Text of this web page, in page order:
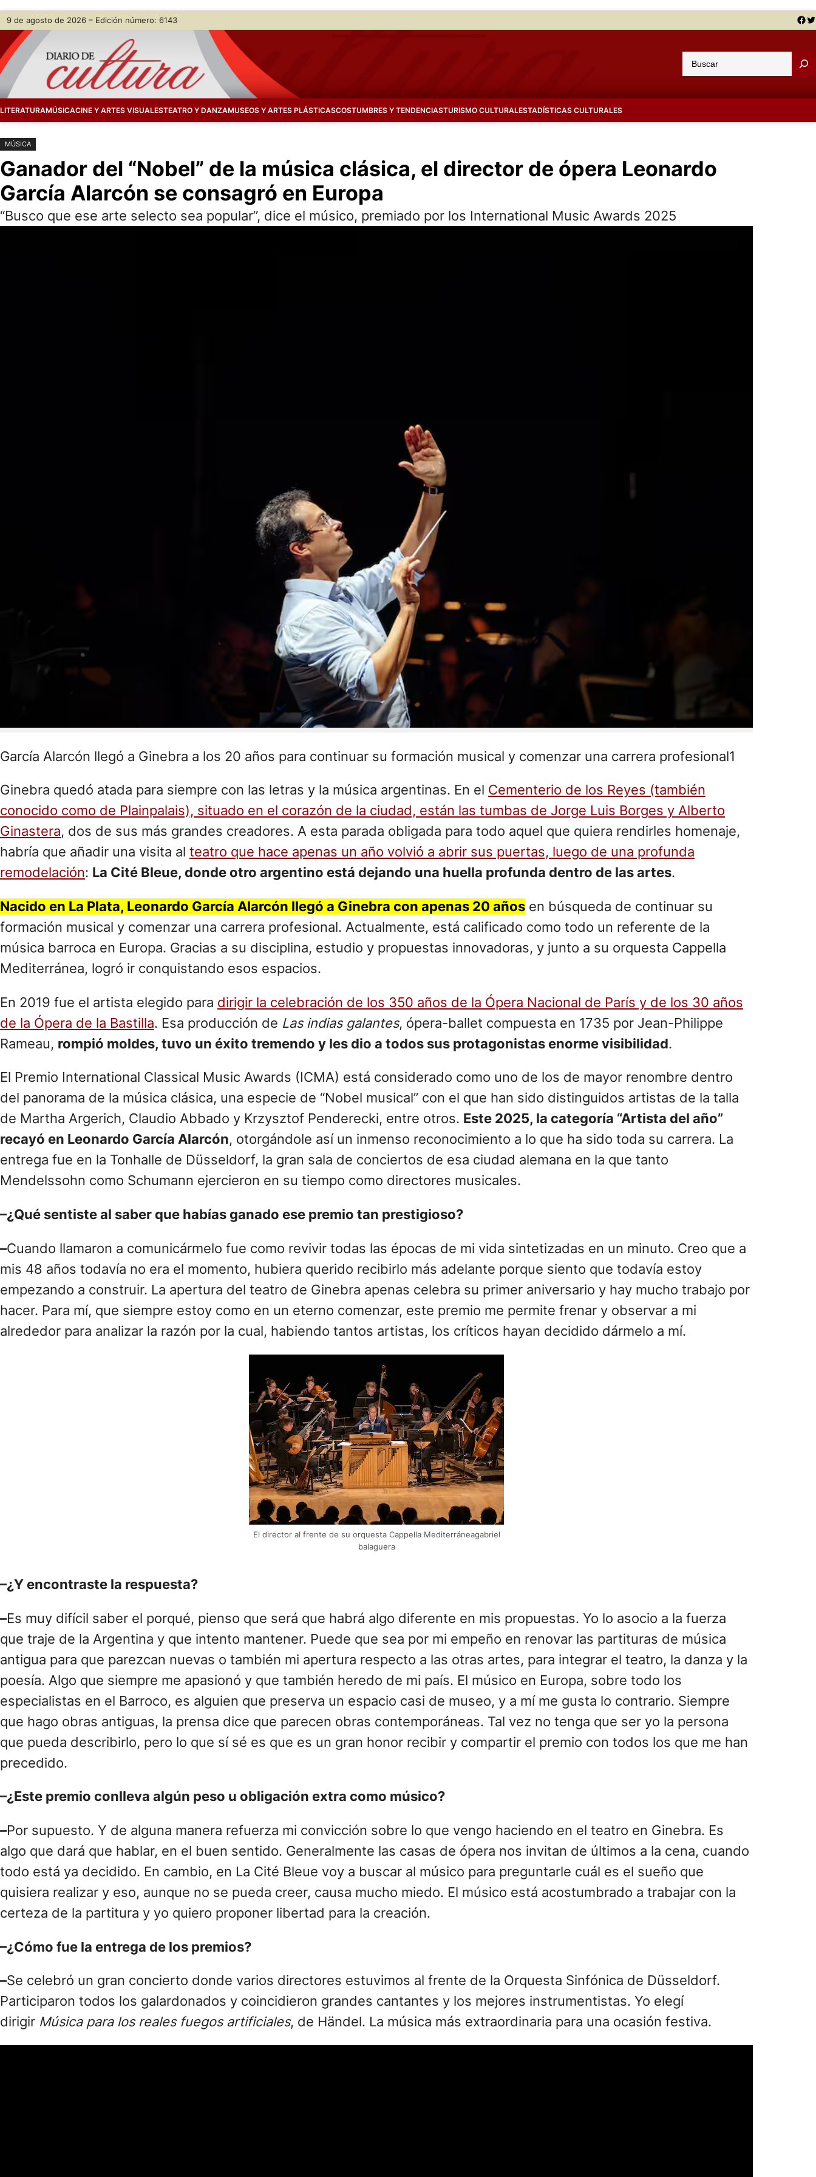
Saltar
contenido
Skip
content
9 de agosto de 2026 – Edición número: 6143 Facebook Twitter
u
a
LITERATURAMÚSICACINE Y ARTES VISUALESTEATRO Y DANZAMUSEOS Y ARTES PLÁSTICASCOSTUMBRES Y TENDENCIASTURISMO CULTURALESTADÍSTICAS CULTURALES
MÚSICA
Ganador del “Nobel” de la música clásica, el director de ópera Leonardo
García Alarcón se consagró en Europa
“Busco que ese arte selecto sea popular”, dice el músico, premiado por los International Music Awards 2025
García Alarcón llegó a Ginebra a los 20 años para continuar su formación musical y comenzar una carrera profesional1
Ginebra quedó atada para siempre con las letras y la música argentinas. En el Cementerio de los Reyes (también
conocido como de Plainpalais), situado en el corazón de la ciudad, están las tumbas de Jorge Luis Borges y Alberto
Ginastera, dos de sus más grandes creadores. A esta parada obligada para todo aquel que quiera rendirles homenaje,
habría que añadir una visita al teatro que hace apenas un año volvió a abrir sus puertas, luego de una profunda
remodelación: La Cité Bleue, donde otro argentino está dejando una huella profunda dentro de las artes.
Nacido en La Plata, Leonardo García Alarcón llegó a Ginebra con apenas 20 años en búsqueda de continuar su
formación musical y comenzar una carrera profesional. Actualmente, está calificado como todo un referente de la
música barroca en Europa. Gracias a su disciplina, estudio y propuestas innovadoras, y junto a su orquesta Cappella
Mediterránea, logró ir conquistando esos espacios.
En 2019 fue el artista elegido para dirigir la celebración de los 350 años de la Ópera Nacional de París y de los 30 años
de la Ópera de la Bastilla. Esa producción de Las indias galantes, ópera-ballet compuesta en 1735 por Jean-Philippe
Rameau, rompió moldes, tuvo un éxito tremendo y les dio a todos sus protagonistas enorme visibilidad.
El Premio International Classical Music Awards (ICMA) está considerado como uno de los de mayor renombre dentro
del panorama de la música clásica, una especie de “Nobel musical” con el que han sido distinguidos artistas de la talla
de Martha Argerich, Claudio Abbado y Krzysztof Penderecki, entre otros. Este 2025, la categoría “Artista del año”
recayó en Leonardo García Alarcón, otorgándole así un inmenso reconocimiento a lo que ha sido toda su carrera. La
entrega fue en la Tonhalle de Düsseldorf, la gran sala de conciertos de esa ciudad alemana en la que tanto
Mendelssohn como Schumann ejercieron en su tiempo como directores musicales.
–¿Qué sentiste al saber que habías ganado ese premio tan prestigioso?
–Cuando llamaron a comunicármelo fue como revivir todas las épocas de mi vida sintetizadas en un minuto. Creo que a
mis 48 años todavía no era el momento, hubiera querido recibirlo más adelante porque siento que todavía estoy
empezando a construir. La apertura del teatro de Ginebra apenas celebra su primer aniversario y hay mucho trabajo por
hacer. Para mí, que siempre estoy como en un eterno comenzar, este premio me permite frenar y observar a mi
alrededor para analizar la razón por la cual, habiendo tantos artistas, los críticos hayan decidido dármelo a mí.
El director al frente de su orquesta Cappella Mediterráneagabriel
balaguera
–¿Y encontraste la respuesta?
–Es muy difícil saber el porqué, pienso que será que habrá algo diferente en mis propuestas. Yo lo asocio a la fuerza
que traje de la Argentina y que intento mantener. Puede que sea por mi empeño en renovar las partituras de música
antigua para que parezcan nuevas o también mi apertura respecto a las otras artes, para integrar el teatro, la danza y la
poesía. Algo que siempre me apasionó y que también heredo de mi país. El músico en Europa, sobre todo los
especialistas en el Barroco, es alguien que preserva un espacio casi de museo, y a mí me gusta lo contrario. Siempre
que hago obras antiguas, la prensa dice que parecen obras contemporáneas. Tal vez no tenga que ser yo la persona
que pueda describirlo, pero lo que sí sé es que es un gran honor recibir y compartir el premio con todos los que me han
precedido.
–¿Este premio conlleva algún peso u obligación extra como músico?
–Por supuesto. Y de alguna manera refuerza mi convicción sobre lo que vengo haciendo en el teatro en Ginebra. Es
algo que dará que hablar, en el buen sentido. Generalmente las casas de ópera nos invitan de últimos a la cena, cuando
todo está ya decidido. En cambio, en La Cité Bleue voy a buscar al músico para preguntarle cuál es el sueño que
quisiera realizar y eso, aunque no se pueda creer, causa mucho miedo. El músico está acostumbrado a trabajar con la
certeza de la partitura y yo quiero proponer libertad para la creación.
–¿Cómo fue la entrega de los premios?
–Se celebró un gran concierto donde varios directores estuvimos al frente de la Orquesta Sinfónica de Düsseldorf.
Participaron todos los galardonados y coincidieron grandes cantantes y los mejores instrumentistas. Yo elegí
dirigir Música para los reales fuegos artificiales, de Händel. La música más extraordinaria para una ocasión festiva.